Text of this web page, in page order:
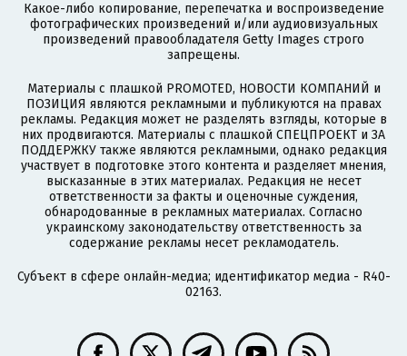
Какое-либо копирование, перепечатка и воспроизведение
фотографических произведений и/или аудиовизуальных
произведений правообладателя Getty Images строго
запрещены.
Материалы с плашкой PROMOTED, НОВОСТИ КОМПАНИЙ и
ПОЗИЦИЯ являются рекламными и публикуются на правах
рекламы. Редакция может не разделять взгляды, которые в
них продвигаются. Материалы с плашкой СПЕЦПРОЕКТ и ЗА
ПОДДЕРЖКУ также являются рекламными, однако редакция
участвует в подготовке этого контента и разделяет мнения,
высказанные в этих материалах. Редакция не несет
ответственности за факты и оценочные суждения,
обнародованные в рекламных материалах. Согласно
украинскому законодательству ответственность за
содержание рекламы несет рекламодатель.
Субъект в сфере онлайн-медиа; идентификатор медиа - R40-
02163.